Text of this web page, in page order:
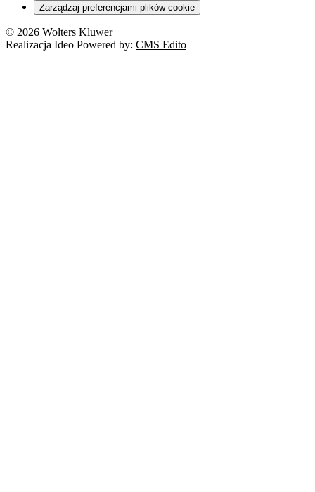
Zarządzaj preferencjami plików cookie
© 2026 Wolters Kluwer
Realizacja Ideo Powered by: CMS Edito